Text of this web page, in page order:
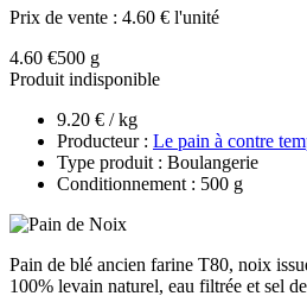
Prix de vente : 4.60 € l'unité
4.60 €500 g
Produit indisponible
9.20 € / kg
Producteur : Le pain à contre
Type produit : Boulangerie
Conditionnement : 500 g
Pain de blé ancien farine T80, noix
100% levain naturel, eau filtrée et sel